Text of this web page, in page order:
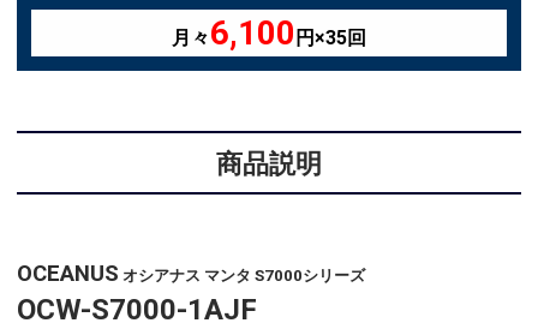
月々6,100 円×35回
商品説明
OCEANUS オシアナス マンタ S7000シリーズ
OCW-S7000-1AJF